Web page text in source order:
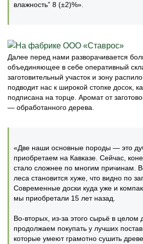
влажность” 8 (±2)%».
Далее перед нами разворачивается
объединяющее в себе оперативный
заготовительный участок и зону
подводит нас к широкой стопке досок,
подписана на торце. Аромат от
— обработанного дерева.
«Две наши основные породы — это
приобретаем на Кавказе. Сейчас,
стало сложнее по многим причинам.
леса становится хуже, что видно по
Современные доски куда уже и
мы приобретали 15 лет назад.
Во-вторых, из-за этого сырьё в
продолжаем покупать у лучших
которые умеют грамотно сушить